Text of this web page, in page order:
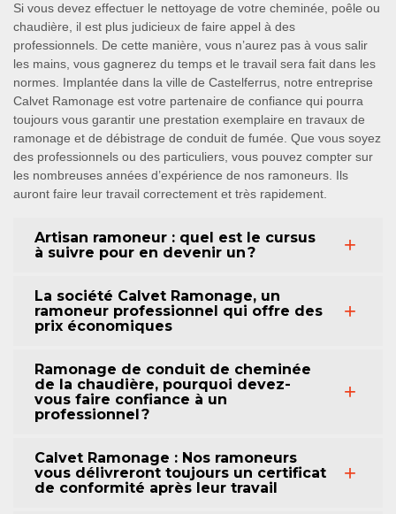
Si vous devez effectuer le nettoyage de votre cheminée, poêle ou
chaudière, il est plus judicieux de faire appel à des
professionnels. De cette manière, vous n’aurez pas à vous salir
les mains, vous gagnerez du temps et le travail sera fait dans les
normes. Implantée dans la ville de Castelferrus, notre entreprise
Calvet Ramonage est votre partenaire de confiance qui pourra
toujours vous garantir une prestation exemplaire en travaux de
ramonage et de débistrage de conduit de fumée. Que vous soyez
des professionnels ou des particuliers, vous pouvez compter sur
les nombreuses années d’expérience de nos ramoneurs. Ils
auront faire leur travail correctement et très rapidement.
Artisan ramoneur : quel est le cursus
à suivre pour en devenir un ?
La société Calvet Ramonage, un
ramoneur professionnel qui offre des
prix économiques
Ramonage de conduit de cheminée
de la chaudière, pourquoi devez-
vous faire confiance à un
professionnel ?
Calvet Ramonage : Nos ramoneurs
vous délivreront toujours un certificat
de conformité après leur travail